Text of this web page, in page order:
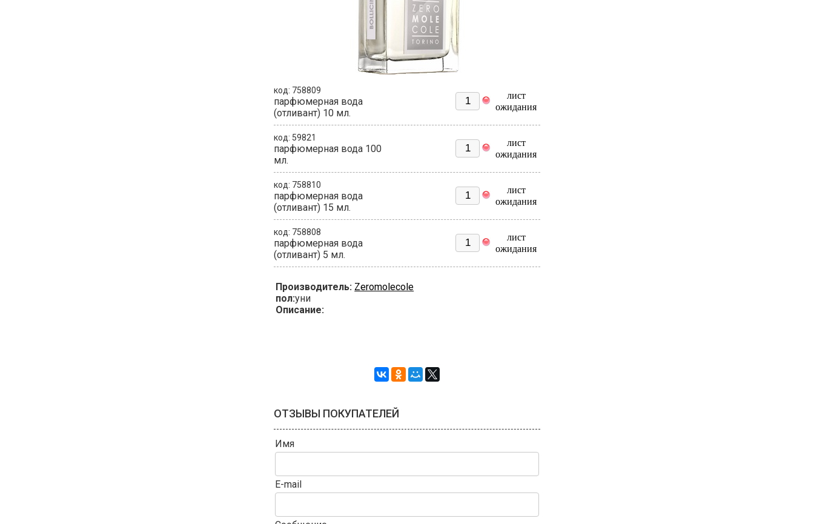
код: 758809
парфюмерная вода
(отливант) 10 мл.
лист
ожидания
код: 59821
парфюмерная вода 100
мл.
лист
ожидания
код: 758810
парфюмерная вода
(отливант) 15 мл.
лист
ожидания
код: 758808
парфюмерная вода
(отливант) 5 мл.
лист
ожидания
Производитель: Zeromolecole
пол:уни
Описание:
ОТЗЫВЫ ПОКУПАТЕЛЕЙ
Имя
E-mail